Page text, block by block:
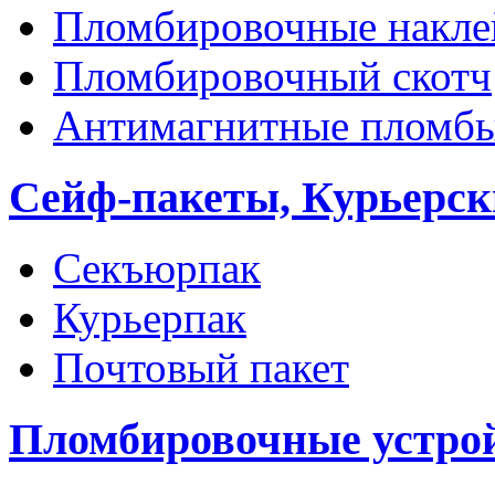
Пломбировочные
Пломбировочный скотч
Антимагнитные
Сейф-пакеты,
Секъюрпак
Курьерпак
Почтовый пакет
Пломбировочные